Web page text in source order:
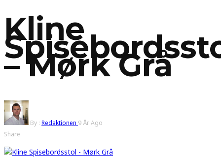
Kline
– Mørk Grå
By : Redaktionen 9 År Ago
Share